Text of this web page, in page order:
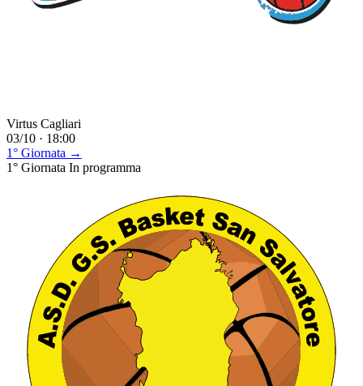
Virtus Cagliari
03/10 · 18:00
1° Giornata →
1° Giornata In programma